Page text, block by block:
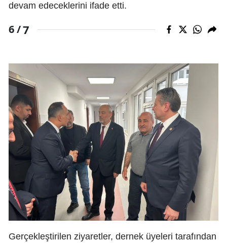
devam edeceklerini ifade etti.
6 /7
Gerçekleştirilen ziyaretler, dernek üyeleri tarafından